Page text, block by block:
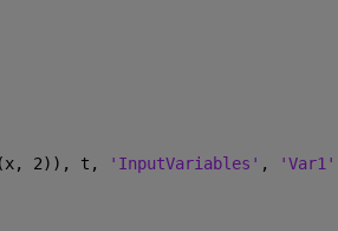
2)), t, 'InputVariables' , 'Var1'